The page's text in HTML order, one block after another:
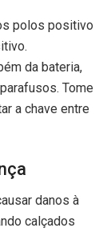
polos positivo
da bateria,
Tome
a chave entre
danos à
calçados